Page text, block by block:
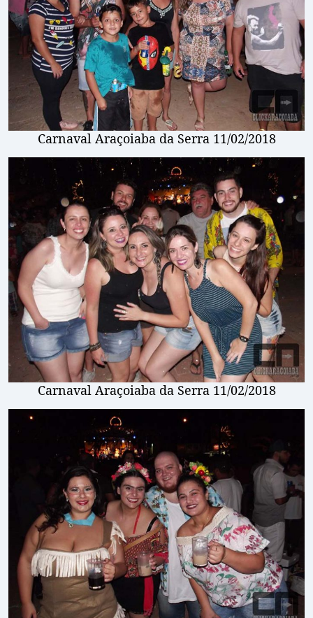
Carnaval Araçoiaba da Serra 11/02/2018
Carnaval Araçoiaba da Serra 11/02/2018